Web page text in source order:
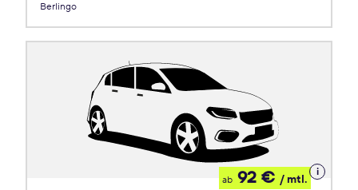
Berlingo
ab 92 € / mtl.
Details
zum